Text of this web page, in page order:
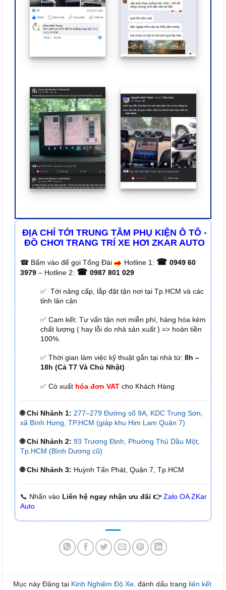
ĐỊA CHỈ TỚI TRUNG TÂM PHỤ KIỆN Ô TÔ -
ĐỒ CHƠI TRANG TRÍ XE HƠI ZKAR AUTO
☎ Bấm vào để gọi Tổng Đài Hotline 1: ☎ 0949 60
3979 – Hotline 2: ☎ 0987 801 029
✅ Tới nâng cấp, lắp đặt tận nơi tại Tp.HCM và các
tỉnh lân cận
✅ Cam kết: Tư vấn tận nơi miễn phí, hàng hóa kém
chất lượng ( hay lỗi do nhà sản xuất ) => hoàn tiền
100%.
✅ Thời gian làm việc kỹ thuật gắn tại nhà từ: 8h –
18h (Cả T7 Và Chủ Nhật)
✅ Có xuất hóa đơn VAT cho Khách Hàng
🌐 Chi Nhánh 1: 277–279 Đường số 9A, KDC Trung Sơn,
xã Bình Hưng, TP.HCM (giáp khu Him Lam Quận 7)
🌐 Chi Nhánh 2: 93 Trương Định, Phường Thủ Dầu Một,
Tp.HCM (Bình Dương cũ)
🌐 Chi Nhánh 3: Huỳnh Tấn Phát, Quận 7, Tp.HCM
📞 Nhấn vào Liên hệ ngay nhận ưu đãi 👉 Zalo OA ZKar
Auto
Mục này Đăng tại Kinh Nghiệm Độ Xe . đánh dấu trang liên kết